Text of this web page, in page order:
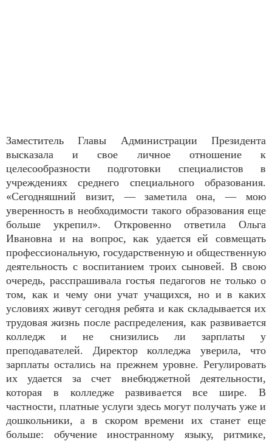
Заместитель Главы Администрации Президента
высказала и свое личное отношение к
целесообразности подготовки специалистов в
учреждениях среднего специального образования.
«Сегодняшний визит, — заметила она, — мою
уверенность в необходимости такого образования еще
больше укрепил». Откровенно ответила Ольга
Ивановна и на вопрос, как удается ей совмещать
профессиональную, государственную и общественную
деятельность с воспитанием троих сыновей. В свою
очередь, расспрашивала гостья педагогов не только о
том, как и чему они учат учащихся, но и в каких
условиях живут сегодня ребята и как складывается их
трудовая жизнь после распределения, как развивается
колледж и не снизились ли зарплаты у
преподавателей. Директор колледжа уверила, что
зарплаты остались на прежнем уровне. Регулировать
их удается за счет внебюджетной деятельности,
которая в колледже развивается все шире. В
частности, платные услуги здесь могут получать уже и
дошкольники, а в скором времени их станет еще
больше: обучение иностранному языку, ритмике,